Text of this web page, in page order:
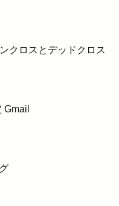
クロスとデッドクロス
Gmail